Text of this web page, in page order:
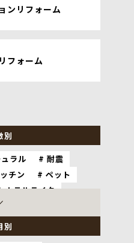
ンリフォーム
フォーム
別
ラル
耐震
チン
ペット
ホテルライク
自然素材
別